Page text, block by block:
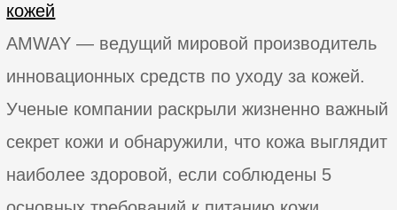
кожей
AMWAY — ведущий мировой производитель
инновационных средств по уходу за кожей.
Ученые компании раскрыли жизненно важный
секрет кожи и обнаружили, что кожа выглядит
наиболее здоровой, если соблюдены 5